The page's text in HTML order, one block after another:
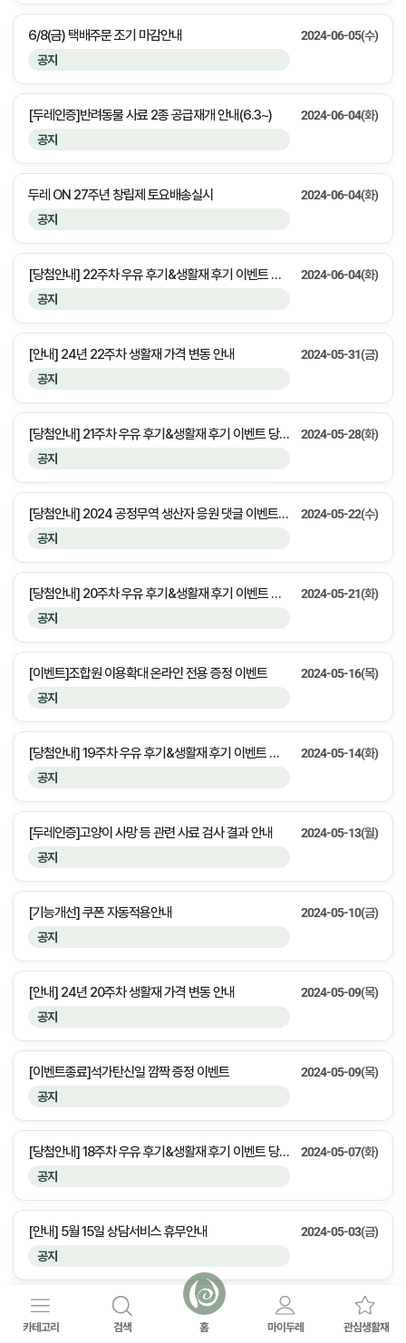
공지
6/8(금) 택배주문 조기 마감안내 2024-06-05(수)
공지
[두레인증]반려동물 사료 2종 공급재개 안내(6.3~) 2024-06-04(화)
공지
두레 ON 27주년 창립제 토요배송실시 2024-06-04(화)
공지
[당첨안내] 22주차 우유 후기&생활재 후기 이벤트 당첨자 안내 2024-06-04(화)
공지
[안내] 24년 22주차 생활재 가격 변동 안내 2024-05-31(금)
공지
[당첨안내] 21주차 우유 후기&생활재 후기 이벤트 당첨자 안내 2024-05-28(화)
공지
[당첨안내] 2024 공정무역 생산자 응원 댓글 이벤트 당첨자 안내 2024-05-22(수)
공지
[당첨안내] 20주차 우유 후기&생활재 후기 이벤트 당첨자 안내 2024-05-21(화)
공지
[이벤트]조합원 이용확대 온라인 전용 증정 이벤트 2024-05-16(목)
공지
[당첨안내] 19주차 우유 후기&생활재 후기 이벤트 당첨자 안내 2024-05-14(화)
공지
[두레인증]고양이 사망 등 관련 사료 검사 결과 안내 2024-05-13(월)
공지
[기능개선] 쿠폰 자동적용안내 2024-05-10(금)
공지
[안내] 24년 20주차 생활재 가격 변동 안내 2024-05-09(목)
공지
[이벤트종료]석가탄신일 깜짝 증정 이벤트 2024-05-09(목)
공지
[당첨안내] 18주차 우유 후기&생활재 후기 이벤트 당첨자 안내 2024-05-07(화)
공지
[안내] 5월 15일 상담서비스 휴무안내 2024-05-03(금)
공지
[안내] 5월 6일 상담서비스 휴무안내 2024-05-03(금)
카테고리 검색 홈 마이두레 관심생활재